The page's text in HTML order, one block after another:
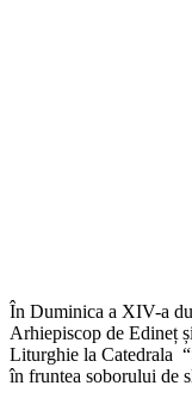
În Duminica a XIV-a
Arhiepiscop de Edineț
Liturghie la Catedrala
în fruntea soborului de